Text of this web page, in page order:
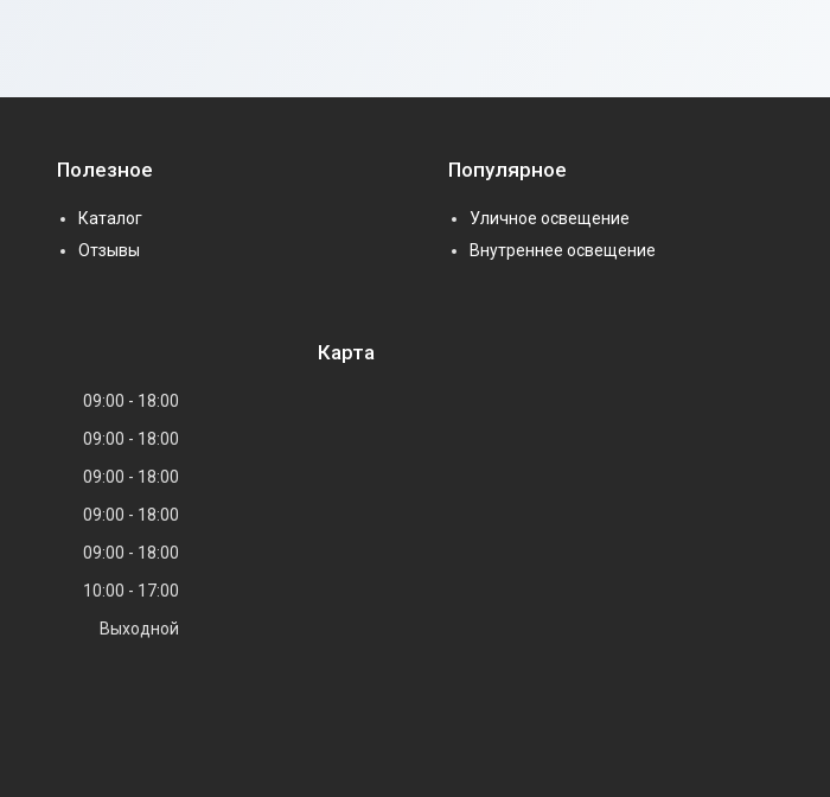
Полезное
Каталог
Отзывы
Популярное
Уличное освещение
Внутреннее освещение
09:00
18:00
09:00
18:00
09:00
18:00
09:00
18:00
09:00
18:00
10:00
17:00
Выходной
Карта